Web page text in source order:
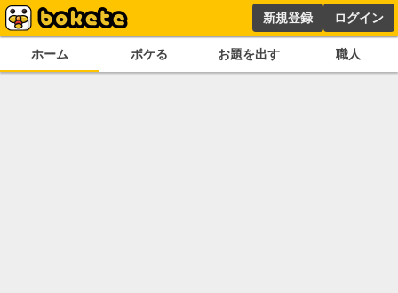
新規登録 ログイン
ホーム ボケる お題を出す 職人